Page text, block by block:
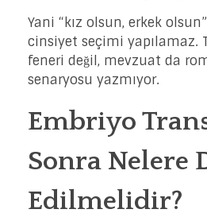
Yani “kız olsun, erkek
cinsiyet seçimi yapılamaz.
feneri değil, mevzuat da
senaryosu yazmıyor.
Embriyo
Sonra Nelere
Edilmelidir?